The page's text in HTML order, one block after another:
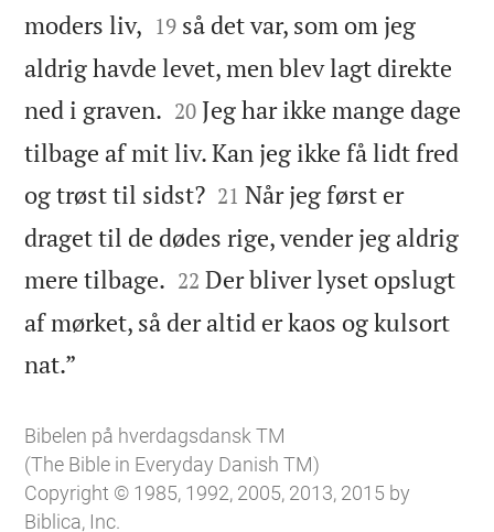
moders liv, 

19 så det var, som om jeg
aldrig havde levet, men blev lagt direkte
ned i graven. 

20 Jeg har ikke mange dage
tilbage af mit liv. Kan jeg ikke få lidt fred
og trøst til sidst?
21 Når jeg først er
draget til de dødes rige, vender jeg aldrig
mere tilbage. 

22 Der bliver lyset opslugt
af mørket, så der altid er kaos og kulsort
nat.”
Bibelen på hverdagsdansk TM
(The Bible in Everyday Danish TM)
Copyright © 1985, 1992, 2005, 2013, 2015 by
Biblica, Inc.